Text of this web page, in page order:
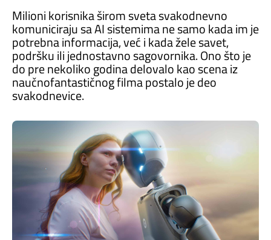
Milioni korisnika širom sveta svakodnevno
komuniciraju sa AI sistemima ne samo kada im je
potrebna informacija, već i kada žele savet,
podršku ili jednostavno sagovornika. Ono što je
do pre nekoliko godina delovalo kao scena iz
naučnofantastičnog filma postalo je deo
svakodnevice.